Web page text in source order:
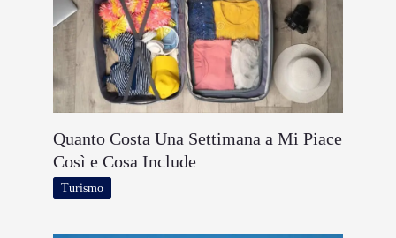
Quanto Costa Una Settimana a Mi Piace
Così e Cosa Include
Turismo